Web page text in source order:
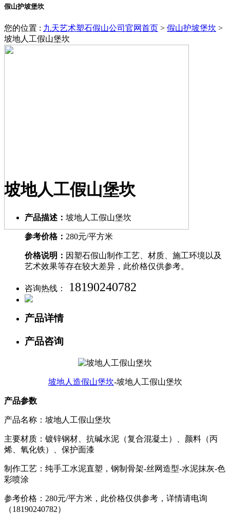
假山护坡堡坎
您的位置 : 九天艺术塑石假山公司官网首页 > 假山护坡堡坎 >
坡地人工假山堡坎
坡地人工假山堡坎
产品描述： 坡地人工假山堡坎
参考价格： 280元/平方米
价格说明： 因塑石假山制作工艺、材质、施工环境以及
艺术效果等存在较大差异，此价格仅供参考。
咨询热线： 18190240782
产品详情
产品咨询
坡地人造假山堡坎-坡地人工假山堡坎
产品参数
产品名称： 坡地人工假山堡坎
主要材质：镀锌钢材、抗碱水泥（复合混凝土）、颜料（丙
烯、氧化铁）、保护面漆
制作工艺：纯手工水泥直塑，钢制骨架-丝网造型-水泥抹灰-色
彩喷涂
参考价格：280元/平方米，此价格仅供参考，详情请电询
（18190240782）